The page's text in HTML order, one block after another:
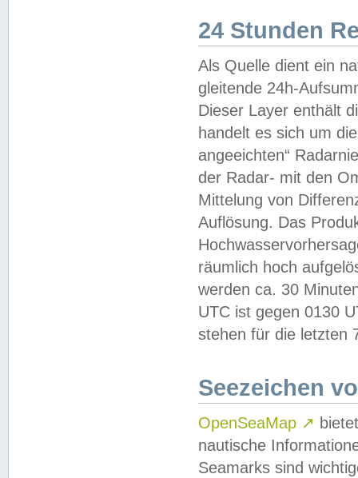
24 Stunden
Als Quelle dient ein
gleitende 24h-
Dieser Layer enthält
handelt es sich um
angeeichten“
der Radar- mit den
Mittelung von
Auflösung. Das
räumlich hoch
werden ca. 30
UTC ist gegen 0130
stehen für die letzten
Seezeichen
OpenSeaMap ↗
nautische
Seamarks sind